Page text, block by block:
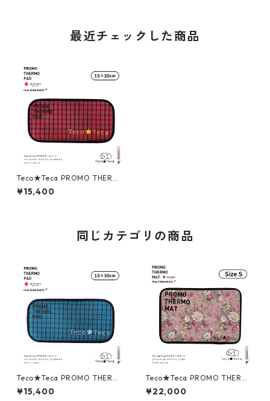
最近チェックした商品
Teco★Teca PROMO THERM
O PAD テコ★テカ プロモサー
モパッド ブラックシリカ＋テ
¥15,400
同じカテゴリの商品
Teco★Teca PROMO THERM
O PAD テコ★テカ プロモサー
モパッド ブラックシリカ＋テ
¥15,400
Teco★Teca PROMO THERM
O MAT テコ★テカ プロモサー
モマット ブラックシリカ＋テ
¥22,000